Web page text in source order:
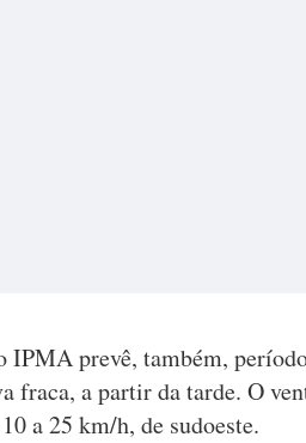
IPMA prevê, também,
fraca, a partir da tarde. O
a 25 km/h, de sudoeste.